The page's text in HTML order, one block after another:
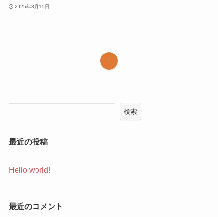
2025年3月15日
1
検索
最近の投稿
Hello world!
最近のコメント